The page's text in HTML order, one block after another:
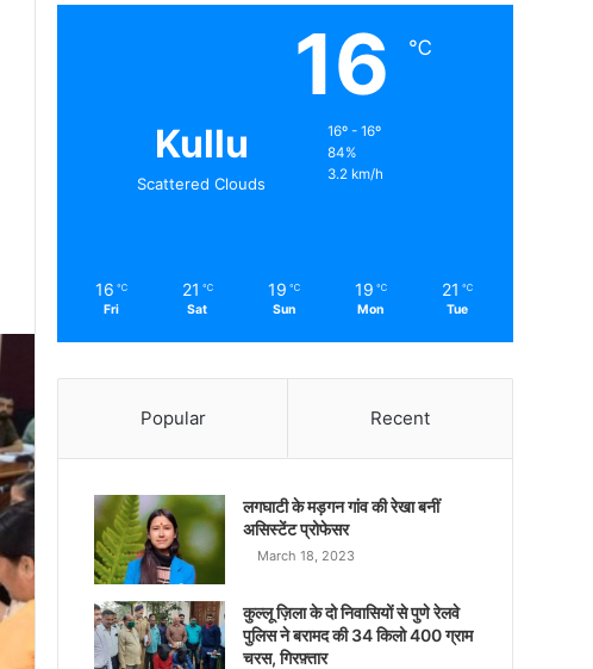
Kullu
Scattered Clouds
16 ℃
16º - 16º
84%
3.2 km/h
16 ℃
Fri
21 ℃
Sat
19 ℃
Sun
19 ℃
Mon
21 ℃
Tue
Popular Recent
लगघाटी के मड़गन गांव की रेखा बनीं
असिस्टेंट प्रोफेसर
March 18, 2023
कुल्लू ज़िला के दो निवासियों से पुणे रेलवे
पुलिस ने बरामद की 34 किलो 400 ग्राम
चरस, गिरफ़्तार